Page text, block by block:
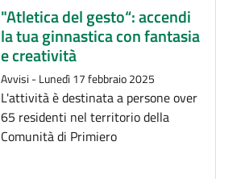
"Atletica del gesto“: accendi
la tua ginnastica con fantasia
e creatività
Avvisi -Lunedì 17 febbraio 2025
L'attività è destinata a persone over
65 residenti nel territorio della
Comunità di Primiero